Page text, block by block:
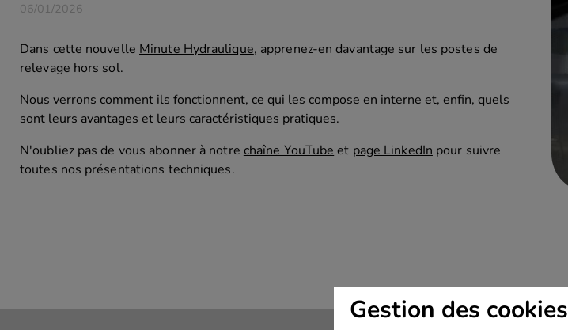
Engrenages
Pièces détachées
En canal
Screening Washer
06/01/2026
Dans cette nouvelle Minute Hydraulique, apprenez-en davantage sur les postes de
relevage hors sol.
Nous verrons comment ils fonctionnent, ce qui les compose en interne et, enfin, quels
sont leurs avantages et leurs caractéristiques pratiques.
N'oubliez pas de vous abonner à notre chaîne YouTube et page LinkedIn pour suivre
toutes nos présentations techniques.
Gestion des cookies